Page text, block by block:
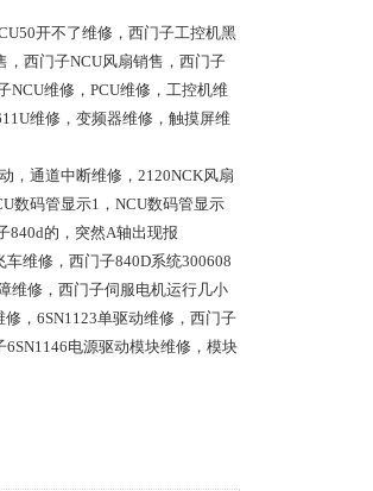
开不了维修，西门子工控机黑
，西门子NCU风扇销售，西门子
NCU维修，PCU维修，工控机维
维修，变频器维修，触摸屏维
，通道中断维修，2120NCK风扇
数码管显示1，NCU数码管显示
840d的，突然A轴出现报
维修，西门子840D系统300608
维修，西门子伺服电机运行几小
，6SN1123单驱动维修，西门子
电源驱动模块维修，模块